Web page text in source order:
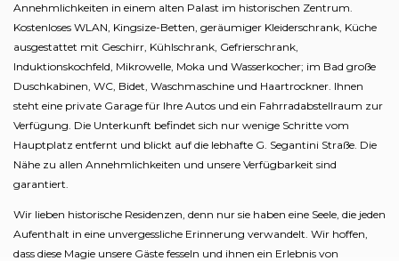
Annehmlichkeiten in einem alten Palast im historischen Zentrum.
Kostenloses WLAN, Kingsize-Betten, geräumiger Kleiderschrank, Küche
ausgestattet mit Geschirr, Kühlschrank, Gefrierschrank,
Induktionskochfeld, Mikrowelle, Moka und Wasserkocher; im Bad große
Duschkabinen, WC, Bidet, Waschmaschine und Haartrockner. Ihnen
steht eine private Garage für Ihre Autos und ein Fahrradabstellraum zur
Verfügung. Die Unterkunft befindet sich nur wenige Schritte vom
Hauptplatz entfernt und blickt auf die lebhafte G. Segantini Straße. Die
Nähe zu allen Annehmlichkeiten und unsere Verfügbarkeit sind
garantiert.
Wir lieben historische Residenzen, denn nur sie haben eine Seele, die jeden
Aufenthalt in eine unvergessliche Erinnerung verwandelt. Wir hoffen,
dass diese Magie unsere Gäste fesseln und ihnen ein Erlebnis von